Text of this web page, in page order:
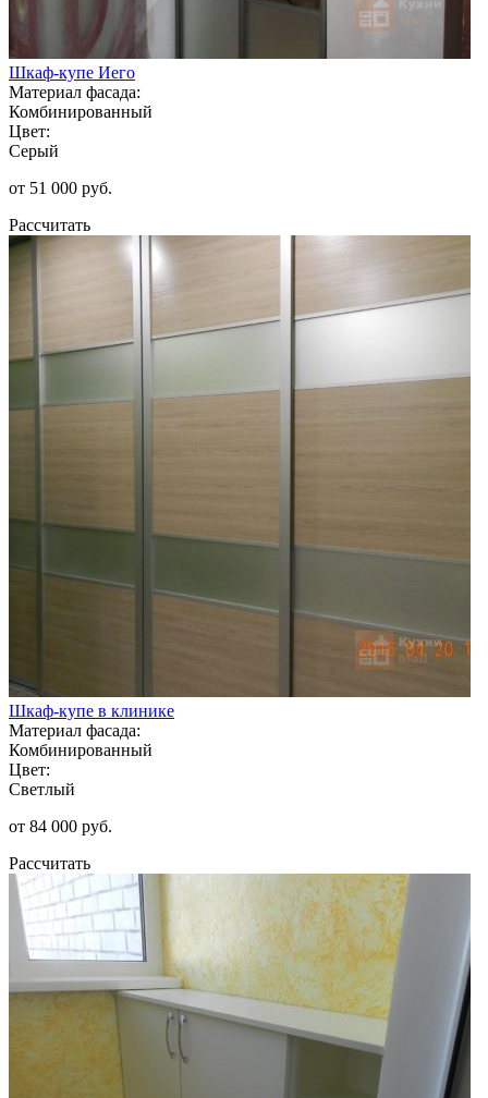
Шкаф-купе Иего
Материал фасада:
Комбинированный
Цвет:
Серый
от 51 000 руб.
Рассчитать
Шкаф-купе в клинике
Материал фасада:
Комбинированный
Цвет:
Светлый
от 84 000 руб.
Рассчитать